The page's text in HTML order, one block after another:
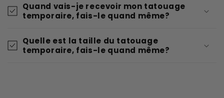
Quand vais-je recevoir mon tatouage
temporaire, fais-le quand même?
Quelle est la taille du tatouage
temporaire, fais-le quand même?